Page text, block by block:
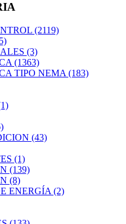
(2119)
(3)
(1363)
TIPO NEMA (183)
(43)
(1)
(139)
(8)
ENERGÍA (2)